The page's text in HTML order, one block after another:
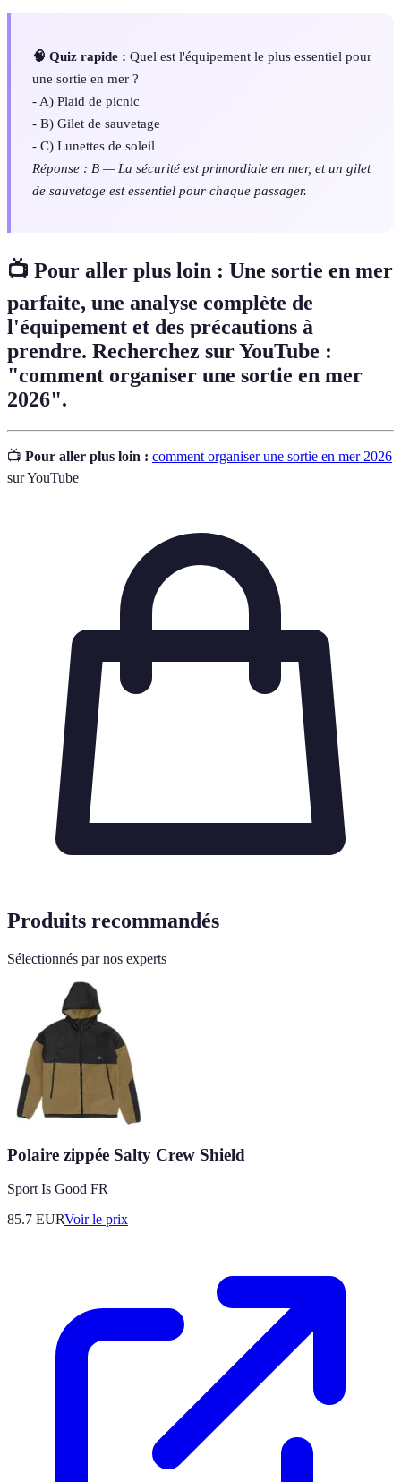
🧠 Quiz rapide : Quel est l'équipement le plus essentiel pour
une sortie en mer ?
- A) Plaid de picnic
- B) Gilet de sauvetage
- C) Lunettes de soleil
Réponse : B — La sécurité est primordiale en mer, et un gilet
de sauvetage est essentiel pour chaque passager.
📺 Pour aller plus loin : Une sortie en mer
parfaite, une analyse complète de
l'équipement et des précautions à
prendre. Recherchez sur YouTube :
"comment organiser une sortie en mer
2026".
📺 Pour aller plus loin : comment organiser une sortie en mer 2026
sur YouTube
Produits recommandés
Sélectionnés par nos experts
Polaire zippée Salty Crew Shield
Sport Is Good FR
85.7 EURVoir le prix